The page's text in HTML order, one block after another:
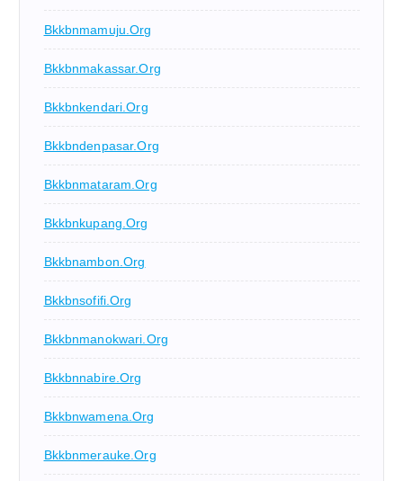
Bkkbnmamuju.org
Bkkbnmakassar.org
Bkkbnkendari.org
Bkkbndenpasar.org
Bkkbnmataram.org
Bkkbnkupang.org
Bkkbnambon.org
Bkkbnsofifi.org
Bkkbnmanokwari.org
Bkkbnnabire.org
Bkkbnwamena.org
Bkkbnmerauke.org